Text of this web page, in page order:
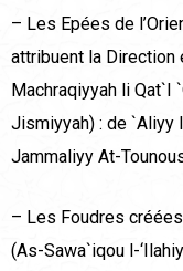
– Les Epées de
attribuent la Direction
Machraqiyyah li Qat`I
Jismiyyah) : de `Aliyy
Jammaliyy At-
– Les Foudres
(As-Sawa`iqou l-